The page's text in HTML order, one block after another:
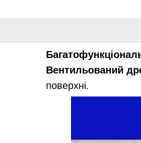
Вентильований
поверхні.